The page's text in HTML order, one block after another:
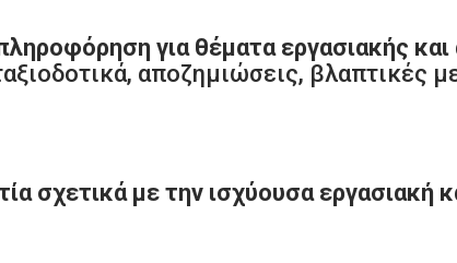
για θέματα εργασιακής
αποζημιώσεις, βλαπτικές
σχετικά με την ισχύουσα εργασιακή